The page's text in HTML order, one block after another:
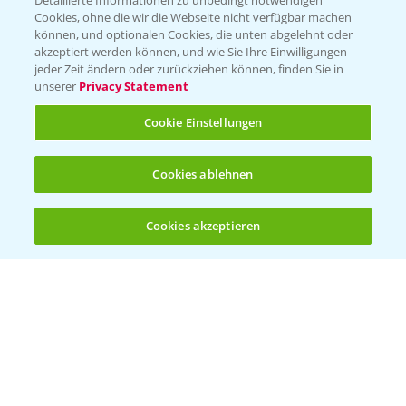
(noch 4)
Folgen Sie uns
Allgemeine Nutzungsbedingungen
Datenschutzerklärung
Cookies, ohne die wir die Webseite nicht verfügbar machen
können, und optionalen Cookies, die unten abgelehnt oder
akzeptiert werden können, und wie Sie Ihre Einwilligungen
jeder Zeit ändern oder zurückziehen können, finden Sie in
unserer Privacy Statement
Cookie Einstellungen
Cookies ablehnen
Cookies akzeptieren